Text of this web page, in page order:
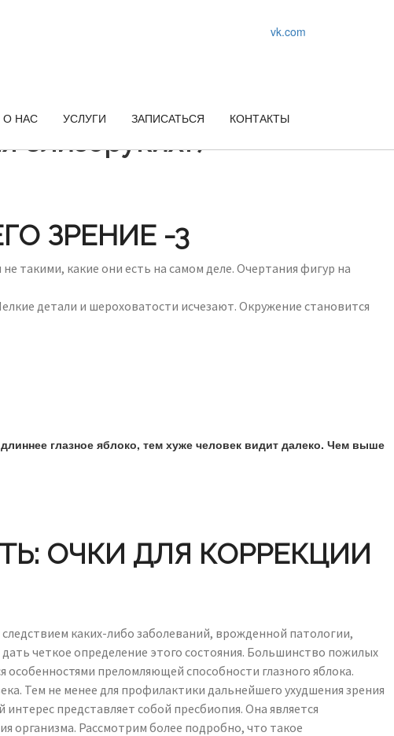
vk.com
О НАС
УСЛУГИ ЗАПИСАТЬСЯ КОНТАКТЫ
близоруких?)
ЗРЕНИЕ -3
такими, какие они есть на самом деле. Очертания фигур на
детали и шероховатости исчезают. Окружение становится
глазное яблоко, тем хуже человек видит далеко. Чем выше
ОЧКИ ДЛЯ КОРРЕКЦИИ
каких-либо заболеваний, врожденной патологии,
четкое определение этого состояния. Большинство пожилых
преломляющей способности глазного яблока.
Тем не менее для профилактики дальнейшего ухудшения зрения
представляет собой пресбиопия. Она является
организма. Рассмотрим более подробно, что такое